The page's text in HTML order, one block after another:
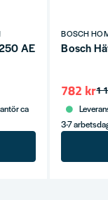
AE 250W
ca
BOSCH
Bosch
1
782 kr
3-7